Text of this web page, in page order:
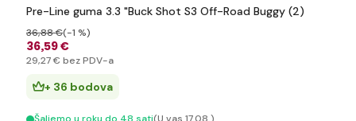
Pre-Line guma 3.3 "Buck Shot S3 Off-Road Buggy (2)
36,59 €
36,88 €(-1 %)
29,27 € bez PDV-a
+ 36 bodova